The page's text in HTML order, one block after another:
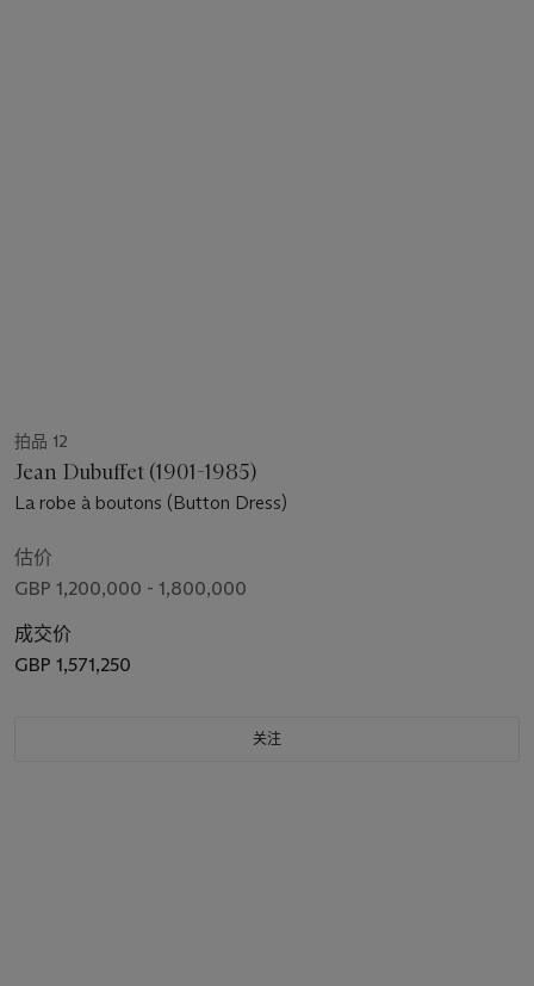
拍品 12
Jean Dubuffet (1901-1985)
La robe à boutons (Button Dress)
估价
GBP 1,200,000 - 1,800,000
成交价
GBP 1,571,250
关注